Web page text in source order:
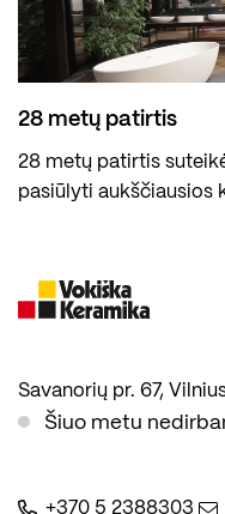
28 metų patirtis
28 metų patirtis
pasiūlyti aukščiausios
Savanorių pr. 67,
Šiuo metu
+370 5 2388303